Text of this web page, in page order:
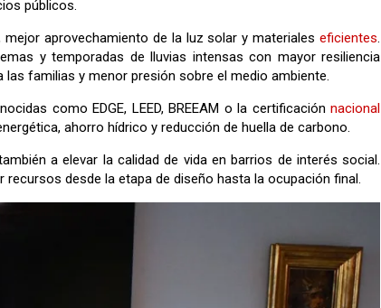
públicos.
aprovechamiento de la luz solar y materialeseficientes.
y temporadas de lluvias intensas con mayor resiliencia
familias y menor presión sobre el medio ambiente.
comoEDGE, LEED,BREEAM o la certificaciónnacional
ahorro hídrico y reducción de huella de carbono.
a elevar la calidad de vida en barrios de interés social.
desde la etapa de diseño hasta la ocupación final.